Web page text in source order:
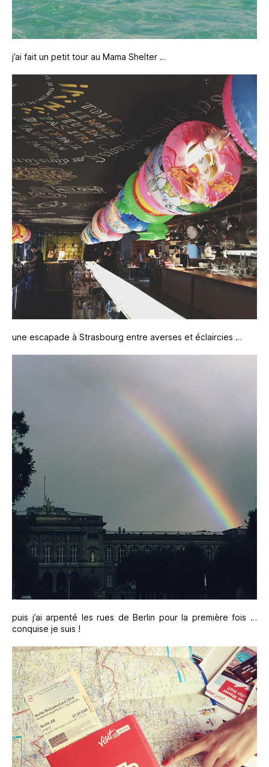
j’ai fait un petit tour au Mama Shelter …
une escapade à Strasbourg entre averses et éclaircies …
puis j’ai arpenté les rues de Berlin pour la première fois …
conquise je suis !